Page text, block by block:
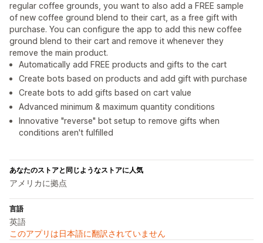
regular coffee grounds, you want to also add a FREE sample
of new coffee ground blend to their cart, as a free gift with
purchase. You can configure the app to add this new coffee
ground blend to their cart and remove it whenever they
remove the main product.
Automatically add FREE products and gifts to the cart
Create bots based on products and add gift with purchase
Create bots to add gifts based on cart value
Advanced minimum & maximum quantity conditions
Innovative "reverse" bot setup to remove gifts when
conditions aren't fulfilled
あなたのストアと同じようなストアに人気
アメリカに拠点
言語
英語
このアプリは日本語に翻訳されていません